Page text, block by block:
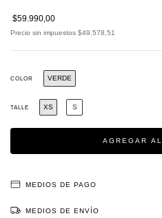
$59.990,00
Precio sin impuestos $49.578,51
COLOR VERDE
TALLE XS S
MEDIOS DE PAGO
MEDIOS DE ENVÍO